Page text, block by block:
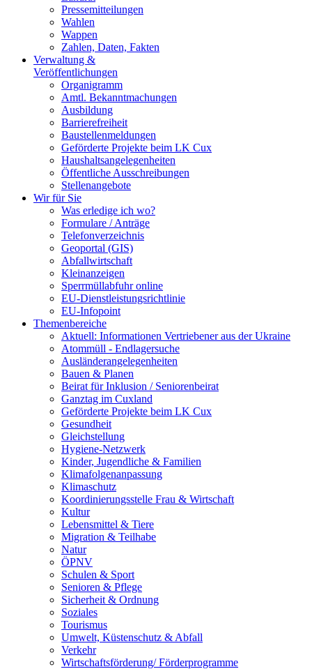
Pressemitteilungen
Wahlen
Wappen
Zahlen, Daten, Fakten
Verwaltung &
Veröffentlichungen
Organigramm
Amtl. Bekanntmachungen
Ausbildung
Barrierefreiheit
Baustellenmeldungen
Geförderte Projekte beim LK Cux
Haushaltsangelegenheiten
Öffentliche Ausschreibungen
Stellenangebote
Wir für Sie
Was erledige ich wo?
Formulare / Anträge
Telefonverzeichnis
Geoportal (GIS)
Abfallwirtschaft
Kleinanzeigen
Sperrmüllabfuhr online
EU-Dienstleistungsrichtlinie
EU-Infopoint
Themenbereiche
Aktuell: Informationen Vertriebener aus der Ukraine
Atommüll - Endlagersuche
Ausländerangelegenheiten
Bauen & Planen
Beirat für Inklusion / Seniorenbeirat
Ganztag im Cuxland
Geförderte Projekte beim LK Cux
Gesundheit
Gleichstellung
Hygiene-Netzwerk
Kinder, Jugendliche & Familien
Klimafolgenanpassung
Klimaschutz
Koordinierungsstelle Frau & Wirtschaft
Kultur
Lebensmittel & Tiere
Migration & Teilhabe
Natur
ÖPNV
Schulen & Sport
Senioren & Pflege
Sicherheit & Ordnung
Soziales
Tourismus
Umwelt, Küstenschutz & Abfall
Verkehr
Wirtschaftsförderung/ Förderprogramme